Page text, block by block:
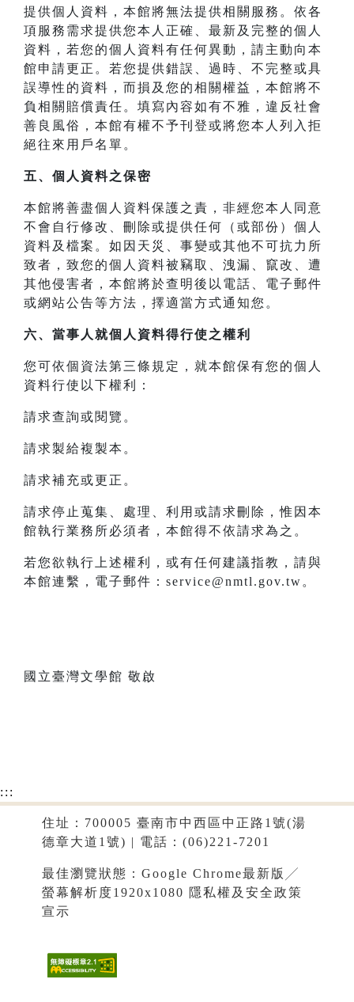
提供個人資料，本館將無法提供相關服務。依各
項服務需求提供您本人正確、最新及完整的個人
資料，若您的個人資料有任何異動，請主動向本
館申請更正。若您提供錯誤、過時、不完整或具
誤導性的資料，而損及您的相關權益，本館將不
負相關賠償責任。填寫內容如有不雅，違反社會
善良風俗，本館有權不予刊登或將您本人列入拒
絕往來用戶名單。
五、個人資料之保密
本館將善盡個人資料保護之責，非經您本人同意
不會自行修改、刪除或提供任何（或部份）個人
資料及檔案。如因天災、事變或其他不可抗力所
致者，致您的個人資料被竊取、洩漏、竄改、遭
其他侵害者，本館將於查明後以電話、電子郵件
或網站公告等方法，擇適當方式通知您。
六、當事人就個人資料得行使之權利
您可依個資法第三條規定，就本館保有您的個人
資料行使以下權利：
請求查詢或閱覽。
請求製給複製本。
請求補充或更正。
請求停止蒐集、處理、利用或請求刪除，惟因本
館執行業務所必須者，本館得不依請求為之。
若您欲執行上述權利，或有任何建議指教，請與
本館連繫，電子郵件：service@nmtl.gov.tw。
國立臺灣文學館 敬啟
:::
住址：700005 臺南市中西區中正路1號(湯
德章大道1號) | 電話：(06)221-7201
最佳瀏覽狀態：Google Chrome最新版╱
螢幕解析度1920x1080 隱私權及安全政策
宣示